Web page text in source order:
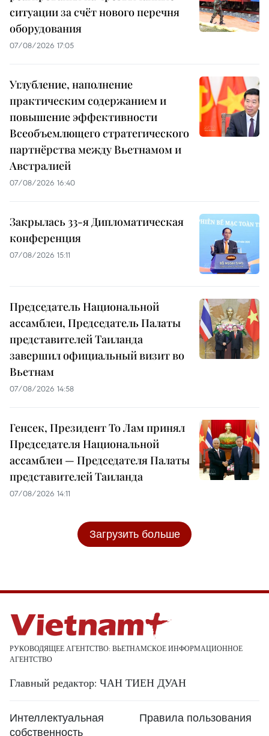
ситуации за счёт нового перечня
оборудования
07/08/2026 17:05
Углубление, наполнение
практическим содержанием и
повышение эффективности
Всеобъемлющего стратегического
партнёрства между Вьетнамом и
Австралией
07/08/2026 16:40
Закрылась 33-я Дипломатическая
конференция
07/08/2026 15:11
Председатель Национальной
ассамблеи, Председатель Палаты
представителей Таиланда
завершил официальный визит во
Вьетнам
07/08/2026 14:58
Генсек, Президент То Лам принял
Председателя Национальной
ассамблеи — Председателя Палаты
представителей Таиланда
07/08/2026 14:11
Загрузить больше
РУКОВОДЯЩЕЕ АГЕНТСТВО: ВЬЕТНАМСКОЕ ИНФОРМАЦИОННОЕ
АГЕНТСТВО
Главный редактор: ЧАН ТИЕН ДУАН
Интеллектуальная
собственность
Правила пользования